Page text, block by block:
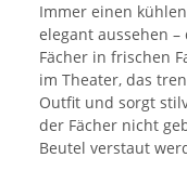
Immer einen
elegant aussehen
Fächer in frischen
im Theater, das
Outfit und sorgt
der Fächer nicht
Beutel verstaut